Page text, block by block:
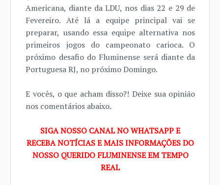
Americana, diante da LDU, nos dias 22 e 29 de
Fevereiro. Até lá a equipe principal vai se
preparar, usando essa equipe alternativa nos
primeiros jogos do campeonato carioca. O
próximo desafio do Fluminense será diante da
Portuguesa RJ, no próximo Domingo.
E vocês, o que acham disso?! Deixe sua opinião
nos comentários abaixo.
SIGA NOSSO CANAL NO WHATSAPP E
RECEBA NOTÍCIAS E MAIS INFORMAÇÕES DO
NOSSO QUERIDO FLUMINENSE EM TEMPO
REAL